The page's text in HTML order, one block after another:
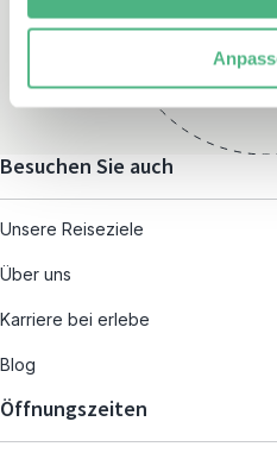
und nach
Besuchen Sie auch
Unsere Reiseziele
Über uns
Karriere bei erlebe
Blog
Öffnungszeiten